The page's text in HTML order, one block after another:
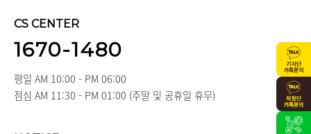
CS CENTER
1670-1480
평일 AM 10:00 - PM 06:00
점심 AM 11:30 - PM 01:00 (주말 및 공휴일 휴무)